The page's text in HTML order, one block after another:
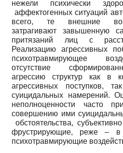
нежели психически
аффектогенных ситуаций
всего, те внешние
затрагивают завышенную
притязаний лиц с
Реализацию агрессивных
психотравмирующее
отсутствие
агрессию структур как в
агрессивных поступков,
суицидальных намерений.
неполноценности часто
совершению ими
обстоятельства,
фрустрирующие, реже – в
психотравмирующие